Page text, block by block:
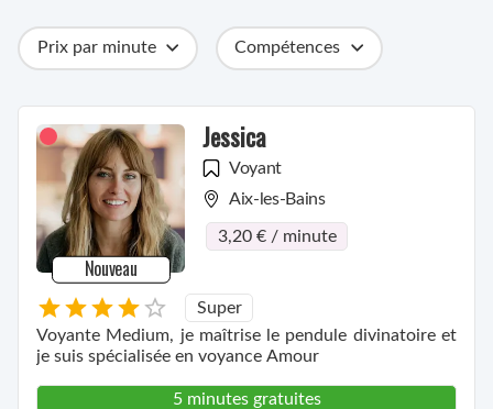
Prix par minute
Catégories
Métiers
Compétences
Nouveau
Jessica
Voyant
Aix-les-Bains
3,20 € / minute
Super
Voyante Medium, je maîtrise le pendule divinatoire et
je suis spécialisée en voyance Amour
5 minutes gratuites